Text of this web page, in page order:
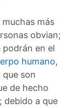
más
obvian;
podrán en el
humano,
son
de hecho
debido a que